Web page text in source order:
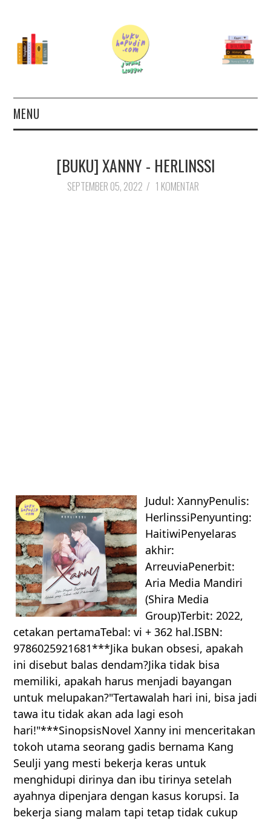
MENU
AUTHOR[BUKU] XANNY - HERLINSSI
SEPTEMBER 05, 2022 / 1 KOMENTAR
Judul: XannyPenulis:
HerlinssiPenyunting:
HaitiwiPenyelaras
akhir:
ArreuviaPenerbit:
Aria Media Mandiri
(Shira Media
Group)Terbit: 2022,
cetakan pertamaTebal: vi + 362 hal.ISBN:
9786025921681***Jika bukan obsesi, apakah
ini disebut balas dendam?Jika tidak bisa
memiliki, apakah harus menjadi bayangan
untuk melupakan?"Tertawalah hari ini, bisa jadi
tawa itu tidak akan ada lagi esoh
hari!"***SinopsisNovel Xanny ini menceritakan
tokoh utama seorang gadis bernama Kang
Seulji yang mesti bekerja keras untuk
menghidupi dirinya dan ibu tirinya setelah
ayahnya dipenjara dengan kasus korupsi. Ia
bekerja siang malam tapi tetap tidak cukup